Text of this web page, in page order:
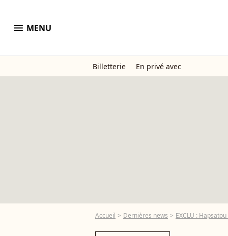
menu MENU
Billetterie En privé avec
Accueil Dernières news EXCLU :